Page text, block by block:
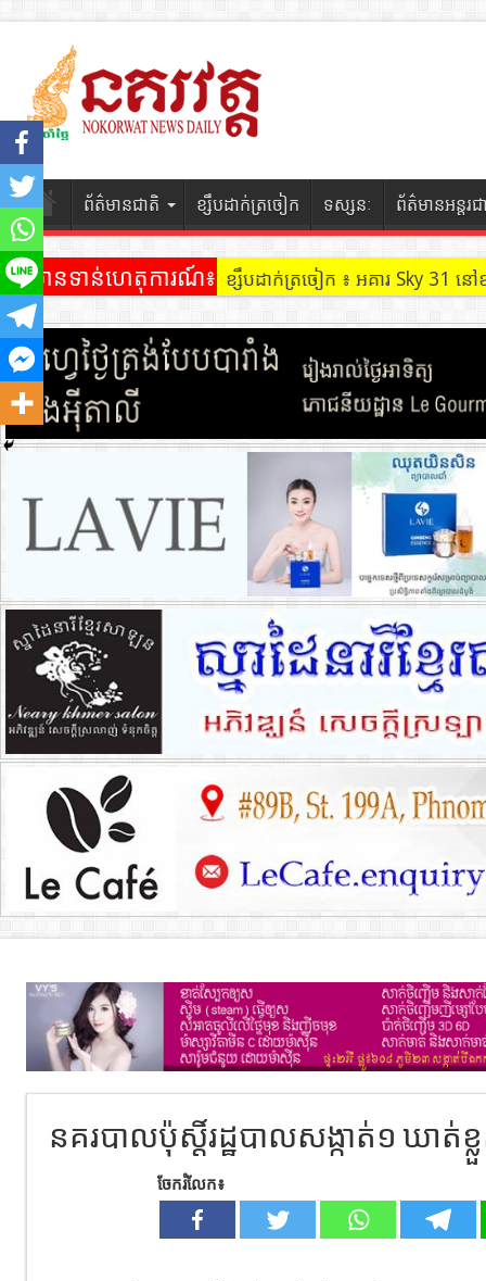
ព័ត៌មានជាតិ ខ្សឹបដាក់ត្រចៀក ទស្សនៈ ព័ត៌មានអន្តរជ
ព័ត៌មានទាន់ហេតុការណ៍៖ ខ្សឹបដាក់ត្រចៀក ៖ អគារ Sky 31
ខ្សឹបដាក់ត្រចៀក ៖ ដល់ករ ! ឈ្មួញដឹក
នគរបាលប៉ុស្តិ៍រដ្ឋបាលសង្កាត់១ ឃាត់ខ្
ចែករំលែក៖